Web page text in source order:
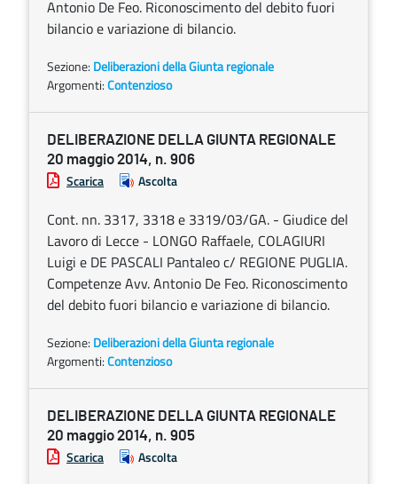
Antonio De Feo. Riconoscimento del debito fuori
bilancio e variazione di bilancio.
Sezione: Deliberazioni della Giunta regionale
Argomenti:Contenzioso
DELIBERAZIONE DELLA GIUNTA REGIONALE
20 maggio 2014, n. 906
Scarica Ascolta
Cont. nn. 3317, 3318 e 3319/03/GA. - Giudice del
Lavoro di Lecce - LONGO Raffaele, COLAGIURI
Luigi e DE PASCALI Pantaleo c/ REGIONE PUGLIA.
Competenze Avv. Antonio De Feo. Riconoscimento
del debito fuori bilancio e variazione di bilancio.
Sezione: Deliberazioni della Giunta regionale
Argomenti:Contenzioso
DELIBERAZIONE DELLA GIUNTA REGIONALE
20 maggio 2014, n. 905
Scarica Ascolta